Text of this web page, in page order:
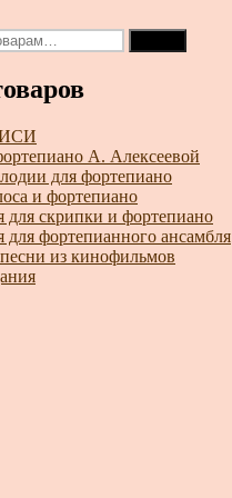
А. Алексеевой
для фортепиано
и фортепиано
для скрипки и фортепиано
фортепианного ансамбля
из кинофильмов